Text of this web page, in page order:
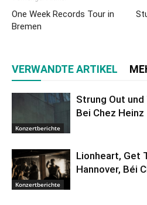
One Week Records Tour in
Bremen
VERWANDTE ARTIKEL
Konzertberichte
Strung Out und
Bei Chez Heinz
Konzertberichte
Lionheart, Get
Hannover, Béi